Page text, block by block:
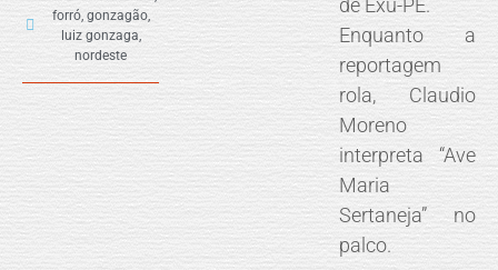
forró, gonzagão,
luiz gonzaga,
nordeste
de Exu-PE.
Enquanto a
reportagem
rola, Claudio
Moreno
interpreta “Ave
Maria
Sertaneja” no
palco.